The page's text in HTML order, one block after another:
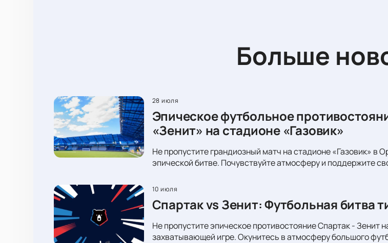
Больше
28 июля
Эпическое футбольное
«Зенит» на стадионе «Газовик»
Не пропустите грандиозный матч на стадионе «Газовик» в
эпической битве. Почувствуйте атмосферу и поддержите
10 июля
Спартак vs Зенит: Футбольная битва
Не пропустите эпическое противостояние Спартак - Зенит
захватывающей игре. Окунитесь в атмосферу большого